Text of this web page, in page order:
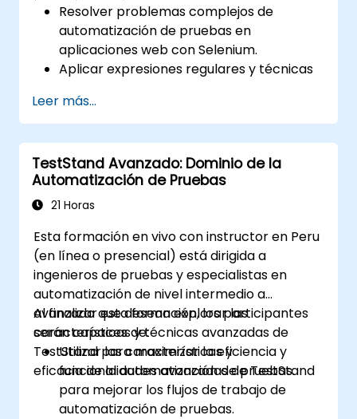
Resolver problemas complejos de
automatización de pruebas en
aplicaciones web con Selenium.
Aplicar expresiones regulares y técnicas
Gestionar excepciones que detienen la
ejecución de las pruebas.
Buscar programáticamente objetos web.
Capturar datos dinámicamente desde
controles web.
Crear un marco de pruebas orientado a
Distribuir las pruebas con Selenium Grid.
Leer más...
TestStand Avanzado: Dominio de la
Automatización de Pruebas
21 Horas
Esta formación en vivo con instructor en Peru
(en línea o presencial) está dirigida a
ingenieros de pruebas y especialistas en
automatización de nivel intermedio a
avanzado que desean explorar las
características y técnicas avanzadas de
TestStand para maximizar la eficiencia y
eficacia de la automatización de pruebas.
Al finalizar esta formación, los participantes
serán capaces de:
Utilizar las características y
funcionalidades avanzadas de TestStand
para mejorar los flujos de trabajo de
automatización de pruebas.